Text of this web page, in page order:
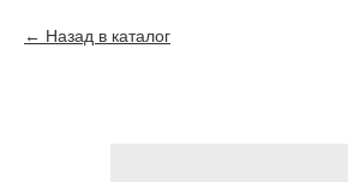
Назад в каталог